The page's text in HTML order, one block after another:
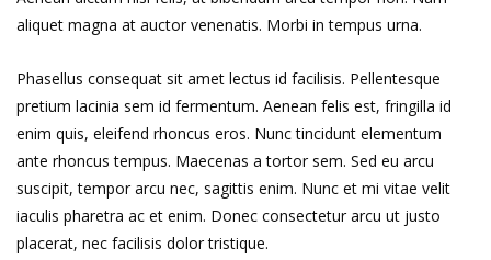
aliquet magna at auctor venenatis. Morbi in tempus urna.
Phasellus consequat sit amet lectus id facilisis. Pellentesque
pretium lacinia sem id fermentum. Aenean felis est, fringilla id
enim quis, eleifend rhoncus eros. Nunc tincidunt elementum
ante rhoncus tempus. Maecenas a tortor sem. Sed eu arcu
suscipit, tempor arcu nec, sagittis enim. Nunc et mi vitae velit
iaculis pharetra ac et enim. Donec consectetur arcu ut justo
placerat, nec facilisis dolor tristique.